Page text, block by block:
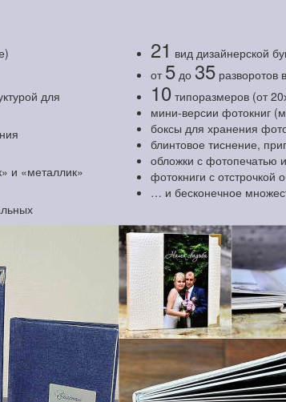
для
и «металлик»
21 вид дизайнерской
от 5 до 35 разворотов
10 типоразмеров (от
мини-версии фотокниг
боксы для хранения
блинтовое тиснение,
обложки с фотопечатью
фотокниги с отстрочкой
… и бесконечное